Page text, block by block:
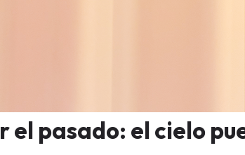
el pasado: el cielo